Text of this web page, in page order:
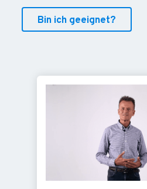
Bin ich geeignet?